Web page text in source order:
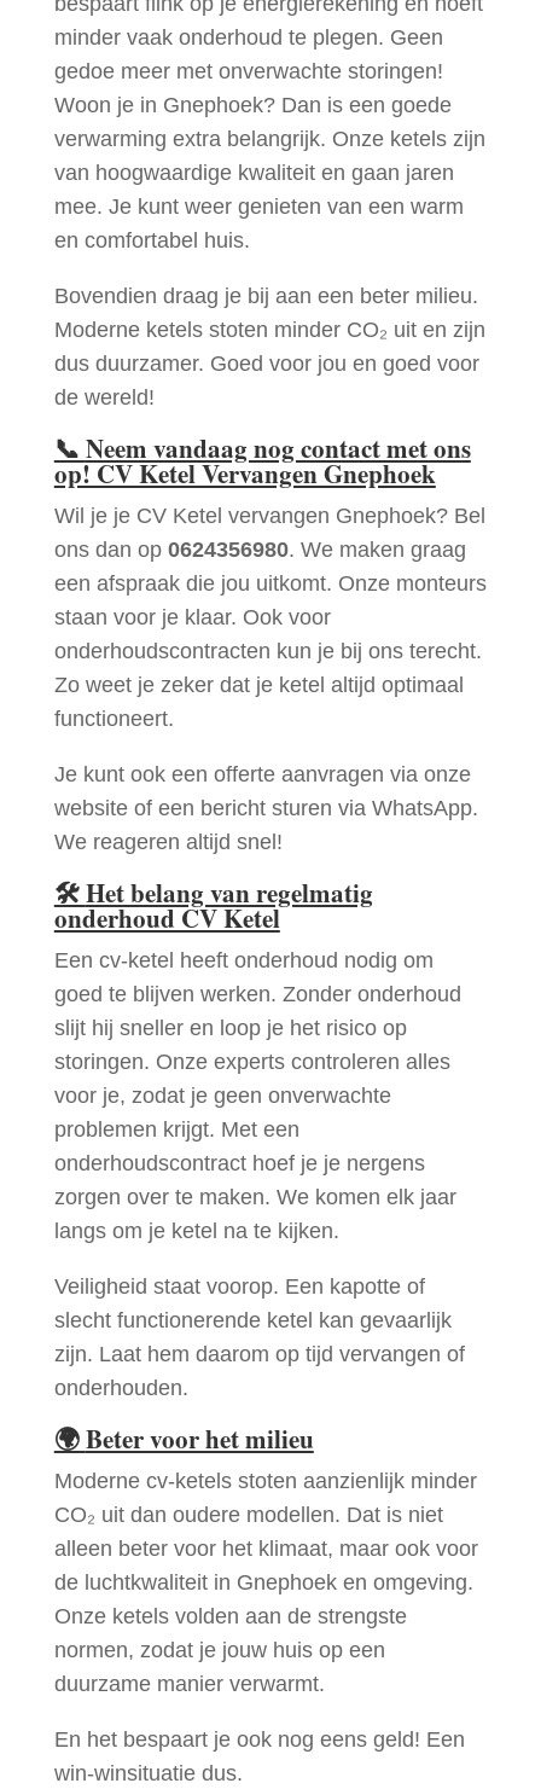
minder vaak onderhoud te plegen. Geen
gedoe meer met onverwachte storingen!
Woon je in Gnephoek? Dan is een goede
verwarming extra belangrijk. Onze ketels zijn
van hoogwaardige kwaliteit en gaan jaren
mee. Je kunt weer genieten van een warm
en comfortabel huis.
Bovendien draag je bij aan een beter milieu.
Moderne ketels stoten minder CO₂ uit en zijn
dus duurzamer. Goed voor jou en goed voor
de wereld!
📞 Neem vandaag nog contact met ons
op! CV Ketel Vervangen Gnephoek
Wil je je CV Ketel vervangen Gnephoek? Bel
ons dan op 0624356980. We maken graag
een afspraak die jou uitkomt. Onze monteurs
staan voor je klaar. Ook voor
onderhoudscontracten kun je bij ons terecht.
Zo weet je zeker dat je ketel altijd optimaal
functioneert.
Je kunt ook een offerte aanvragen via onze
website of een bericht sturen via WhatsApp.
We reageren altijd snel!
🛠Het belang van regelmatig
onderhoud CV Ketel
Een cv-ketel heeft onderhoud nodig om
goed te blijven werken. Zonder onderhoud
slijt hij sneller en loop je het risico op
storingen. Onze experts controleren alles
voor je, zodat je geen onverwachte
problemen krijgt. Met een
onderhoudscontract hoef je je nergens
zorgen over te maken. We komen elk jaar
langs om je ketel na te kijken.
Veiligheid staat voorop. Een kapotte of
slecht functionerende ketel kan gevaarlijk
zijn. Laat hem daarom op tijd vervangen of
onderhouden.
🌍Beter voor het milieu
Moderne cv-ketels stoten aanzienlijk minder
CO₂ uit dan oudere modellen. Dat is niet
alleen beter voor het klimaat, maar ook voor
de luchtkwaliteit in Gnephoek en omgeving.
Onze ketels volden aan de strengste
normen, zodat je jouw huis op een
duurzame manier verwarmt.
En het bespaart je ook nog eens geld! Een
win-winsituatie dus.